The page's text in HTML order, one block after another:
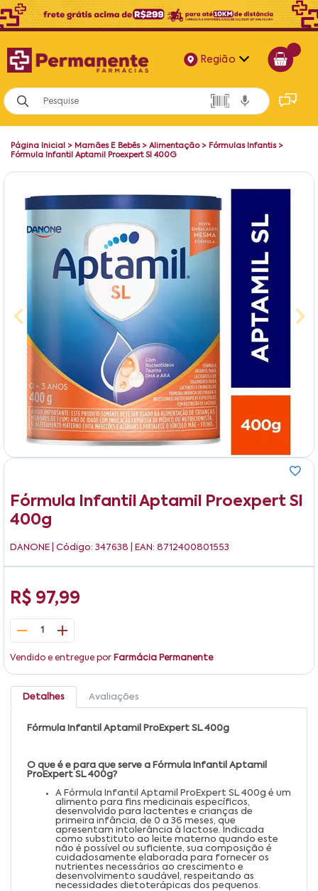
Região
Alagoas
Bahia
Página Inicial > Mamães E Bebês> Alimentação> Fórmulas Infantis>
Fórmula Infantil Aptamil Proexpert Sl 400G
Fórmula Infantil Aptamil Proexpert Sl
400g
DANONE | Código: 347638 | EAN: 8712400801553
R$ 97,99
1
Vendido e entregue por Farmácia Permanente
Detalhes Avaliações
Fórmula Infantil Aptamil ProExpert SL 400g
O que é e para que serve a Fórmula Infantil Aptamil
ProExpert SL 400g?
A Fórmula Infantil Aptamil ProExpert SL 400g é um
alimento para fins medicinais específicos,
desenvolvido para lactentes e crianças de
primeira infância, de 0 a 36 meses, que
apresentam intolerância à lactose. Indicada
como substituto ao leite materno quando este
não é possível ou suficiente, sua composição é
cuidadosamente elaborada para fornecer os
nutrientes necessários ao crescimento e
desenvolvimento saudável, respeitando as
necessidades dietoterápicas dos pequenos.